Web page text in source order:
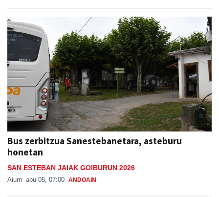
Bus zerbitzua Sanestebanetara, asteburu
honetan
SAN ESTEBAN JAIAK GOIBURUN 2026
Aiurri abu 05, 07:00 ANDOAIN